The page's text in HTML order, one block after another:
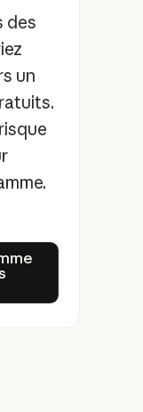
des
un
le programme